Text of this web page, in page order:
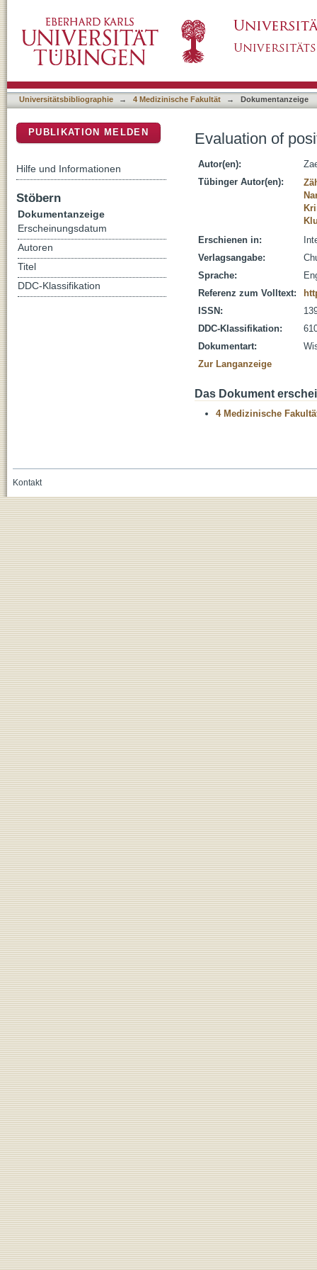
Universitätsbibliographie → 4 Medizinische Fakultät → Dokumentanzeige
Evaluation of
Autor(en):
Tübinger Autor(en):
Erschienen in:
Verlagsangabe:
Sprache:
Referenz zum Volltext:
ISSN:
DDC-Klassifikation:
Dokumentart:
Zur Langanzeige
Das Dokument
4 Medizinische
PUBLIKATION MELDEN
Hilfe und Informationen
Stöbern
Dokumentanzeige
Erscheinungsdatum
Autoren
Titel
DDC-Klassifikation
Kontakt